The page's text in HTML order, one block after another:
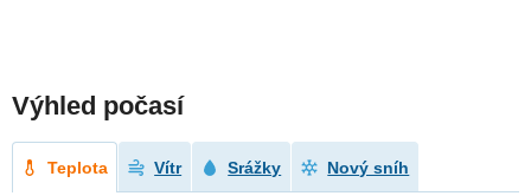
Výhled počasí
Teplota Vítr Srážky Nový sníh